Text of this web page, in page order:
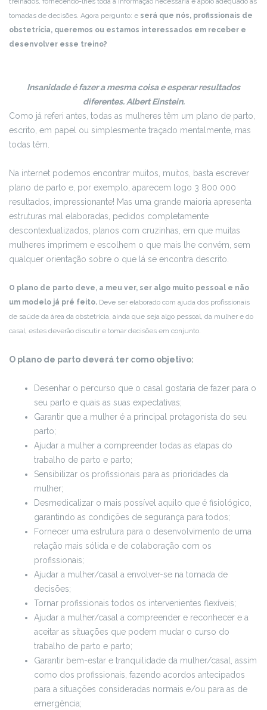
tomadas de decisões. Agora pergunto: e será que nós, profissionais de
obstetrícia, queremos ou estamos interessados em receber e
desenvolver esse treino?
Insanidade é fazer a mesma coisa e esperar resultados
diferentes. Albert Einstein.
Como já referi antes, todas as mulheres têm um plano de parto,
escrito, em papel ou simplesmente traçado mentalmente, mas
todas têm.
Na internet podemos encontrar muitos, muitos, basta escrever
plano de parto e, por exemplo, aparecem logo 3 800 000
resultados, impressionante! Mas uma grande maioria apresenta
estruturas mal elaboradas, pedidos completamente
descontextualizados, planos com cruzinhas, em que muitas
mulheres imprimem e escolhem o que mais lhe convém, sem
qualquer orientação sobre o que lá se encontra descrito.
O plano de parto deve, a meu ver, ser algo muito pessoal e não
um modelo já pré feito. Deve ser elaborado com ajuda dos profissionais
de saúde da área da obstetrícia, ainda que seja algo pessoal, da mulher e do
casal, estes deverão discutir e tomar decisões em conjunto.
O plano de parto deverá ter como objetivo:
Desenhar o percurso que o casal gostaria de fazer para o
seu parto e quais as suas expectativas;
Garantir que a mulher é a principal protagonista do seu
parto;
Ajudar a mulher a compreender todas as etapas do
trabalho de parto e parto;
Sensibilizar os profissionais para as prioridades da
mulher;
Desmedicalizar o mais possível aquilo que é fisiológico,
garantindo as condições de segurança para todos;
Fornecer uma estrutura para o desenvolvimento de uma
relação mais sólida e de colaboração com os
profissionais;
Ajudar a mulher/casal a envolver-se na tomada de
decisões;
Tornar profissionais todos os intervenientes flexíveis;
Ajudar a mulher/casal a compreender e reconhecer e a
aceitar as situações que podem mudar o curso do
trabalho de parto e parto;
Garantir bem-estar e tranquilidade da mulher/casal, assim
como dos profissionais, fazendo acordos antecipados
para a situações consideradas normais e/ou para as de
emergência;